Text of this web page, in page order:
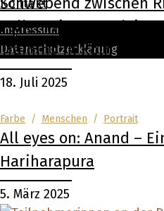
Kontakt
Impressum
Datenschutzerklärung
Poller Wiesen –
Training in Köln
18. Juli 2025
Farbe / Menschen / Portrait
All eyes on: Anand –
Hariharapura
5. März 2025